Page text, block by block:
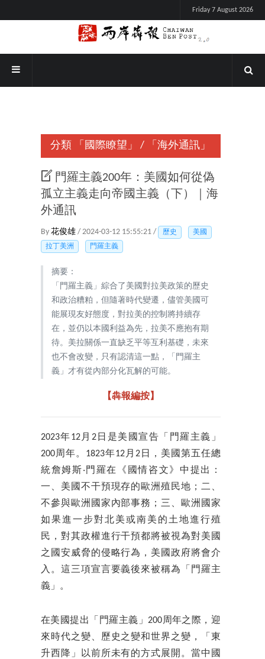
Friday 7 August 2026
分類 「國際瞭望」 / 「海外通訊」
門羅主義200年：美國如何從偽
孤立主義走向帝國主義（下）｜海
外通訊
By 花俊雄 / 2024-03-12 15:55:21 / 歷史
美國
拉丁美洲
門羅主義
摘要：
「門羅主義」綜合了美國對拉美政策的歷史
和政治糟粕，但隨著時代變遷，儘管美國可
能展現友好態度，對拉美的控制將持續存
在，並仍以本國利益為先，拉美不應抱有期
待。美拉關係一直缺乏平等互利基礎，未來
也不會改變，只有認清這一點，「門羅主
義」才有從內部分化瓦解的可能。
【犇報編按】
2023年12月2日是美國宣告「門羅主義」
200周年。1823年12月2日，美國第五任總
統詹姆斯‧門羅在《國情咨文》中提出：
一、美國不干預現存的歐洲殖民地；二、
不參與歐洲國家內部事務；三、歐洲國家
如果進一步對北美或南美的土地進行殖
民，對其政權進行干預都將被視為對美國
之國安威脅的侵略行為，美國政府將會介
入。這三項宣言要義後來被稱為「門羅主
義」。
在美國提出「門羅主義」200周年之際，迎
來時代之變、歷史之變和世界之變，「東
升西降」以前所未有的方式展開。當中國